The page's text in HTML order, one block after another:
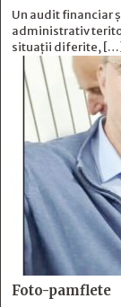
Un audit financiar
administrativ
situații diferite,
Foto-pamflete